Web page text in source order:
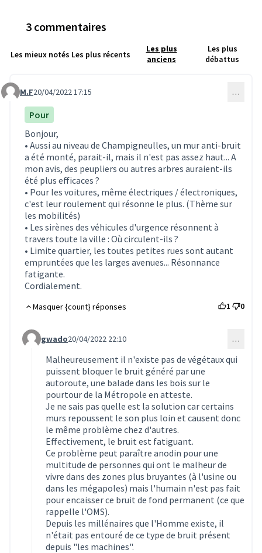
3 commentaires
Les mieux notés Les plus récents
Les plus
anciens
Les plus
débattus
Commentaire 1983
M.F20/04/2022 17:15 …
Pour
Bonjour,
• Aussi au niveau de Champigneulles, un mur anti-bruit
a été monté, parait-il, mais il n'est pas assez haut... A
mon avis, des peupliers ou autres arbres auraient-ils
été plus efficaces ?
• Pour les voitures, même électriques / électroniques,
c'est leur roulement qui résonne le plus. (Thème sur
les mobilités)
• Les sirènes des véhicules d'urgence résonnent à
travers toute la ville : Où circulent-ils ?
• Limite quartier, les toutes petites rues sont autant
empruntées que les larges avenues... Résonnance
fatigante.
Cordialement.
Masquer {count} réponses 1 0
Commentaire 1984 (réponse au commentaire 1983)
gwado20/04/2022 22:10 …
Malheureusement il n'existe pas de végétaux qui
puissent bloquer le bruit généré par une
autoroute, une balade dans les bois sur le
pourtour de la Métropole en atteste.
Je ne sais pas quelle est la solution car certains
murs repoussent le son plus loin et causent donc
le même problème chez d'autres.
Effectivement, le bruit est fatiguant.
Ce problème peut paraître anodin pour une
multitude de personnes qui ont le malheur de
vivre dans des zones plus bruyantes (à l'usine ou
dans les mégapoles) mais l'humain n'est pas fait
pour encaisser ce bruit de fond permanent (ce que
rappelle l'OMS).
Depuis les millénaires que l'Homme existe, il
n'était pas entouré de ce type de bruit présent
depuis "les machines".